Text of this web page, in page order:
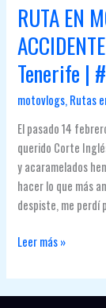
#Motovlog
6
RUTA EN
Tenerife |
motovlogs,Rutas
El pasado 14
querido Corte
y acaramelados
hacer lo que más
despiste, me perdí
RUTA
MOTO
por
Leer más »